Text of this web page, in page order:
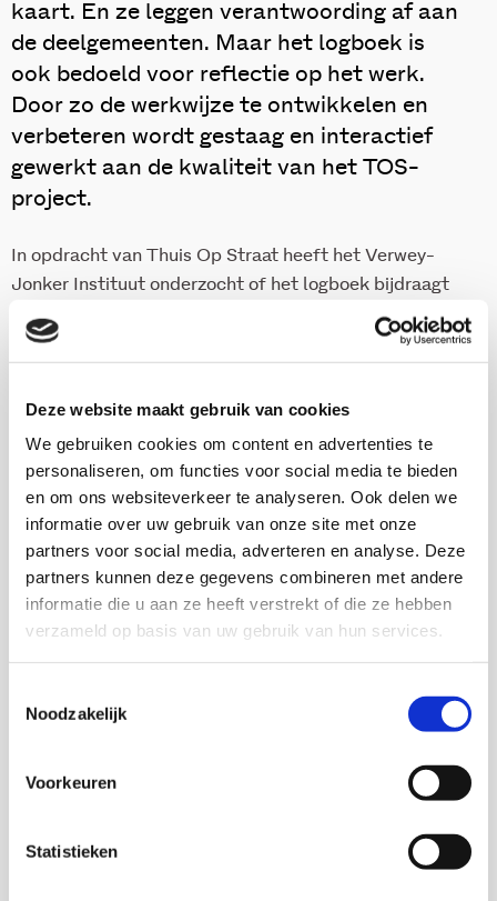
Deze website maakt gebruik van cookies
We gebruiken cookies om content en advertenties te
personaliseren, om functies voor social media te bieden
en om ons websiteverkeer te analyseren. Ook delen we
informatie over uw gebruik van onze site met onze
partners voor social media, adverteren en analyse. Deze
partners kunnen deze gegevens combineren met andere
informatie die u aan ze heeft verstrekt of die ze hebben
verzameld op basis van uw gebruik van hun services.
Noodzakelijk
Voorkeuren
Statistieken
kaart. En ze leggen verantwoording af aan
de deelgemeenten. Maar het logboek is
ook bedoeld voor reflectie op het werk.
Door zo de werkwijze te ontwikkelen en
verbeteren wordt gestaag en interactief
gewerkt aan de kwaliteit van het TOS-
project.
In opdracht van Thuis Op Straat heeft het Verwey-
Jonker Instituut onderzocht of het logboek bijdraagt
aan de kwaliteitsverbetering van de TOS-werkwijze.
Aan de hand van topicinterviews binnen vier Thuis Op
voldoet aan deze functie. Deze publicatie laat zien hoe
en of een betere of andere toepassing van gewenst is.
Download deze publicatie
Onderzoekers
Rachel van Woudenberg